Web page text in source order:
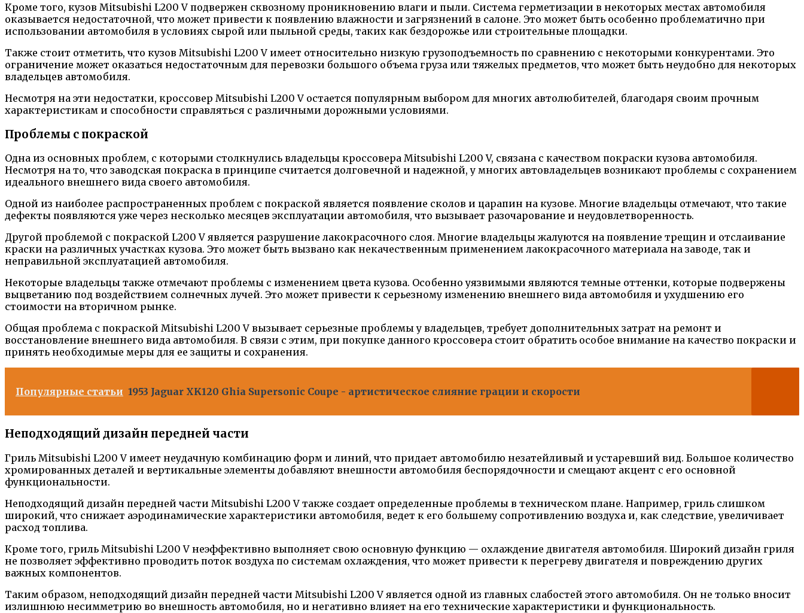
Кроме того, кузов Mitsubishi L200 V подвержен сквозному проникновению влаги и пыли. Система герметизации в некоторых местах автомобиля
оказывается недостаточной, что может привести к появлению влажности и загрязнений в салоне. Это может быть особенно проблематично при
использовании автомобиля в условиях сырой или пыльной среды, таких как бездорожье или строительные площадки.
Также стоит отметить, что кузов Mitsubishi L200 V имеет относительно низкую грузоподъемность по сравнению с некоторыми конкурентами. Это
ограничение может оказаться недостаточным для перевозки большого объема груза или тяжелых предметов, что может быть неудобно для некоторых
владельцев автомобиля.
Несмотря на эти недостатки, кроссовер Mitsubishi L200 V остается популярным выбором для многих автолюбителей, благодаря своим прочным
характеристикам и способности справляться с различными дорожными условиями.
Проблемы с покраской
Одна из основных проблем, с которыми столкнулись владельцы кроссовера Mitsubishi L200 V, связана с качеством покраски кузова автомобиля.
Несмотря на то, что заводская покраска в принципе считается долговечной и надежной, у многих автовладельцев возникают проблемы с сохранением
идеального внешнего вида своего автомобиля.
Одной из наиболее распространенных проблем с покраской является появление сколов и царапин на кузове. Многие владельцы отмечают, что такие
дефекты появляются уже через несколько месяцев эксплуатации автомобиля, что вызывает разочарование и неудовлетворенность.
Другой проблемой с покраской L200 V является разрушение лакокрасочного слоя. Многие владельцы жалуются на появление трещин и отслаивание
краски на различных участках кузова. Это может быть вызвано как некачественным применением лакокрасочного материала на заводе, так и
неправильной эксплуатацией автомобиля.
Некоторые владельцы также отмечают проблемы с изменением цвета кузова. Особенно уязвимыми являются темные оттенки, которые подвержены
выцветанию под воздействием солнечных лучей. Это может привести к серьезному изменению внешнего вида автомобиля и ухудшению его
стоимости на вторичном рынке.
Общая проблема с покраской Mitsubishi L200 V вызывает серьезные проблемы у владельцев, требует дополнительных затрат на ремонт и
восстановление внешнего вида автомобиля. В связи с этим, при покупке данного кроссовера стоит обратить особое внимание на качество покраски и
принять необходимые меры для ее защиты и сохранения.
Популярные статьи 1953 Jaguar XK120 Ghia Supersonic Coupe - артистическое слияние грации и скорости
Неподходящий дизайн передней части
Гриль Mitsubishi L200 V имеет неудачную комбинацию форм и линий, что придает автомобилю незатейливый и устаревший вид. Большое количество
хромированных деталей и вертикальные элементы добавляют внешности автомобиля беспорядочности и смещают акцент с его основной
функциональности.
Неподходящий дизайн передней части Mitsubishi L200 V также создает определенные проблемы в техническом плане. Например, гриль слишком
широкий, что снижает аэродинамические характеристики автомобиля, ведет к его большему сопротивлению воздуха и, как следствие, увеличивает
расход топлива.
Кроме того, гриль Mitsubishi L200 V неэффективно выполняет свою основную функцию — охлаждение двигателя автомобиля. Широкий дизайн гриля
не позволяет эффективно проводить поток воздуха по системам охлаждения, что может привести к перегреву двигателя и повреждению других
важных компонентов.
Таким образом, неподходящий дизайн передней части Mitsubishi L200 V является одной из главных слабостей этого автомобиля. Он не только вносит
излишнюю несимметрию во внешность автомобиля, но и негативно влияет на его технические характеристики и функциональность.